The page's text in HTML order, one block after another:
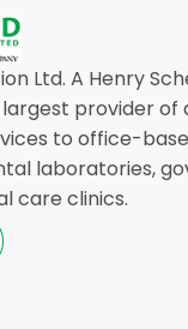
Ltd. A Henry
largest provider
to office-
laboratories,
care clinics.